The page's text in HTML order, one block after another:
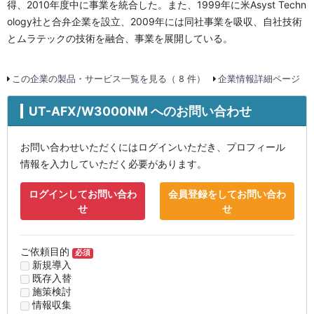
得、2010年度中に事業を統合した。また、1999年に米Asyst Techn
ology社と合弁企業を設立、2009年には同社事業を吸収、自社技術
とムラテックの技術を融合、事業を展開している。
この企業の製品・サービス一覧を見る（ 8 件） 企業情報詳細ページ
UT-AFX/W3000NM へのお問い合わせ
お問い合わせいただくにはログインいただき、プロフィール
情報を入力していただく必要があります。
ログインしてお問い合わ
せ
会員登録をしてお問い合わ
せ
ご依頼目的 必須
新規導入
既存入替
施策検討
情報収集